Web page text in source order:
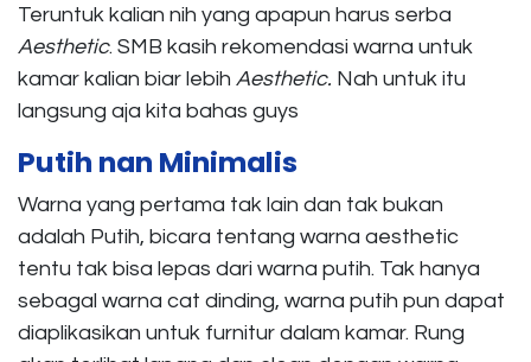
Teruntuk kalian nih yang apapun harus serba
Aesthetic. SMB kasih rekomendasi warna untuk
kamar kalian biar lebih Aesthetic. Nah untuk itu
langsung aja kita bahas guys
Putih nan Minimalis
Warna yang pertama tak lain dan tak bukan
adalah Putih, bicara tentang warna aesthetic
tentu tak bisa lepas dari warna putih. Tak hanya
sebagal warna cat dinding, warna putih pun dapat
diaplikasikan untuk furnitur dalam kamar. Rung